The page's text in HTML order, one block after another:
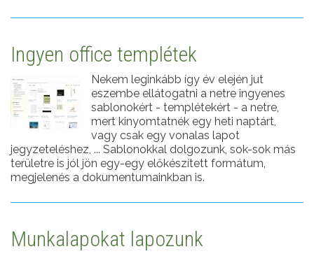
Ingyen office templétek
Nekem leginkább így év elején jut
eszembe ellátogatni a netre ingyenes
sablonokért - templétekért - a netre,
mert kinyomtatnék egy heti naptárt,
vagy csak egy vonalas lapot
jegyzeteléshez, ... Sablonokkal dolgozunk, sok-sok más
területre is jól jön egy-egy előkészített formátum,
megjelenés a dokumentumainkban is.
Munkalapokat lapozunk